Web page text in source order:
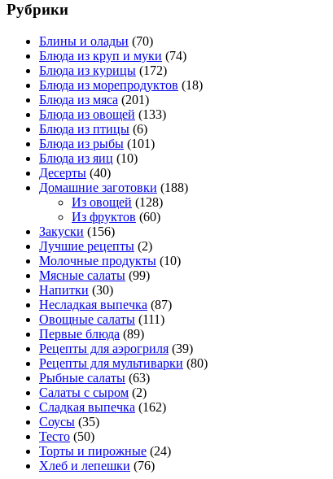
Рубрики
Блины и оладьи (70)
Блюда из круп и муки (74)
Блюда из курицы (172)
Блюда из морепродуктов (18)
Блюда из мяса (201)
Блюда из овощей (133)
Блюда из птицы (6)
Блюда из рыбы (101)
Блюда из яиц (10)
Десерты (40)
Домашние заготовки (188)
Из овощей (128)
Из фруктов (60)
Закуски (156)
Лучшие рецепты (2)
Молочные продукты (10)
Мясные салаты (99)
Напитки (30)
Несладкая выпечка (87)
Овощные салаты (111)
Первые блюда (89)
Рецепты для аэрогриля (39)
Рецепты для мультиварки (80)
Рыбные салаты (63)
Салаты с сыром (2)
Сладкая выпечка (162)
Соусы (35)
Тесто (50)
Торты и пирожные (24)
Хлеб и лепешки (76)